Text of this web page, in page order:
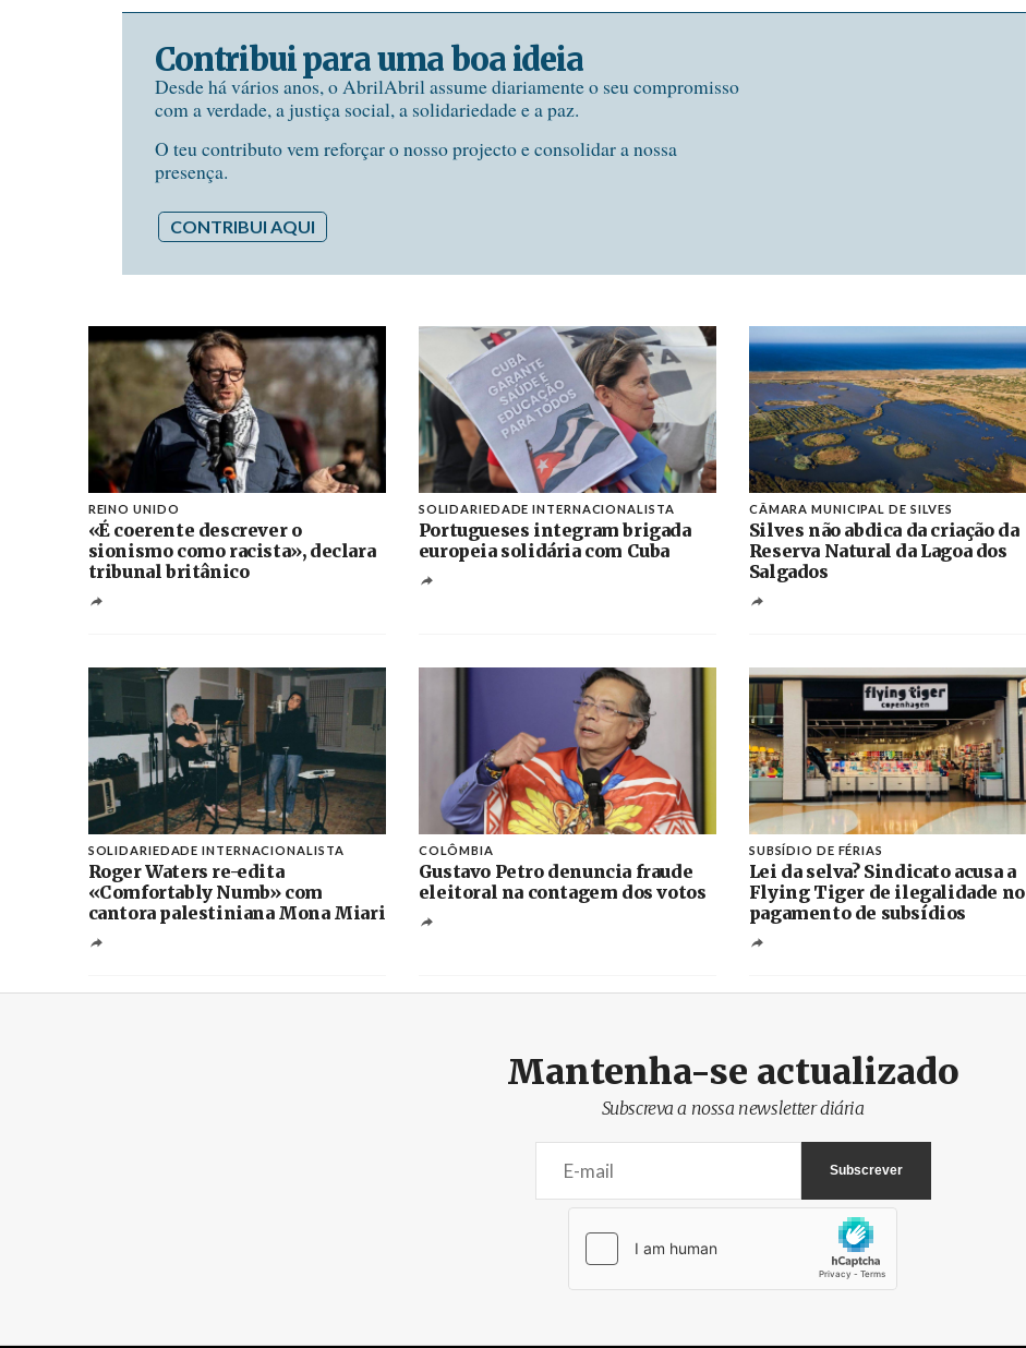
Contribui para uma boa ideia
Desde há vários anos, o AbrilAbril assume diariamente o seu compromisso
com a verdade, a justiça social, a solidariedade e a paz.
O teu contributo vem reforçar o nosso projecto e consolidar a nossa
presença.
CONTRIBUI AQUI
REINO UNIDO
«É coerente descrever o
sionismo como racista», declara
tribunal britânico
SOLIDARIEDADE INTERNACIONALISTA
Portugueses integram brigada
europeia solidária com Cuba
CÂMARA MUNICIPAL DE SILVES
Silves não abdica da criação da
Reserva Natural da Lagoa dos
Salgados
SOLIDARIEDADE INTERNACIONALISTA
Roger Waters re-edita
«Comfortably Numb» com
cantora palestiniana Mona Miari
COLÔMBIA
Gustavo Petro denuncia fraude
eleitoral na contagem dos votos
SUBSÍDIO DE FÉRIAS
Lei da selva? Sindicato acusa a
Flying Tiger de ilegalidade no
pagamento de subsídios
Mantenha-se actualizado
Subscreva a nossa newsletter diária